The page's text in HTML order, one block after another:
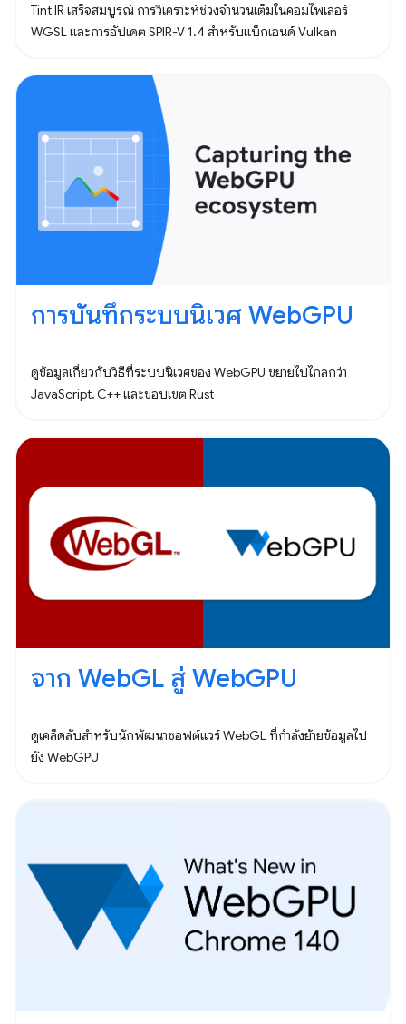
Tint IR เสร็จสมบูรณ์ การวิเคราะห์ช่วงจำนวนเต็มในคอมไพเลอร์
WGSL และการอัปเดต SPIR-V 1.4 สำหรับแบ็กเอนด์ Vulkan
การบันทึกระบบนิเวศ WebGPU
ดูข้อมูลเกี่ยวกับวิธีที่ระบบนิเวศของ WebGPU ขยายไปไกลกว่า
JavaScript, C++ และขอบเขต Rust
จาก WebGL สู่ WebGPU
ดูเคล็ดลับสำหรับนักพัฒนาซอฟต์แวร์ WebGL ที่กำลังย้ายข้อมูลไป
ยัง WebGPU